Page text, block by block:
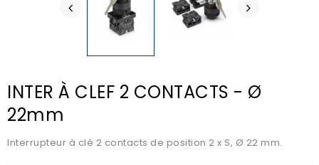
INTER À CLEF 2 CONTACTS - Ø
22mm
Interrupteur à clé 2 contacts de position 2 x S, Ø 22 mm.